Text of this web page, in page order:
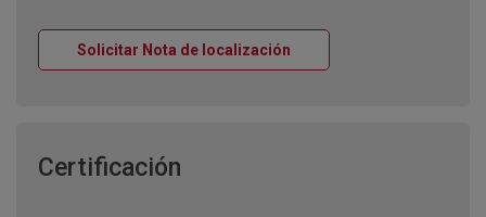
Solicitar Nota de localización
Certificación